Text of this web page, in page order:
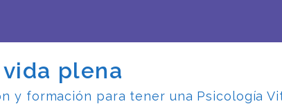
plena
y formación para tener una Psicología